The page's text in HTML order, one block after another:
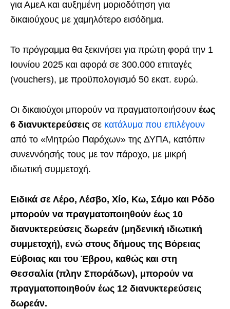
για ΑμεΑ και αυξημένη μοριοδότηση για
δικαιούχους με χαμηλότερο εισόδημα.
Το πρόγραμμα θα ξεκινήσει για πρώτη φορά την 1
Ιουνίου 2025 και αφορά σε 300.000 επιταγές
(vouchers), με προϋπολογισμό 50 εκατ. ευρώ.
Οι δικαιούχοι μπορούν να πραγματοποιήσουν έως
6 διανυκτερεύσεις σε κατάλυμα που επιλέγουν
από το «Μητρώο Παρόχων» της ΔΥΠΑ, κατόπιν
συνεννόησής τους με τον πάροχο, με μικρή
ιδιωτική συμμετοχή.
Ειδικά σε Λέρο, Λέσβο, Χίο, Κω, Σάμο και Ρόδο
μπορούν να πραγματοποιηθούν έως 10
διανυκτερεύσεις δωρεάν (μηδενική ιδιωτική
συμμετοχή), ενώ στους δήμους της Βόρειας
Εύβοιας και του Έβρου, καθώς και στη
Θεσσαλία (πλην Σποράδων), μπορούν να
πραγματοποιηθούν έως 12 διανυκτερεύσεις
δωρεάν.